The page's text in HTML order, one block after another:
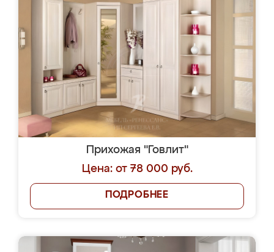
Прихожая "Говлит"
Цена: от 78 000 руб.
ПОДРОБНЕЕ